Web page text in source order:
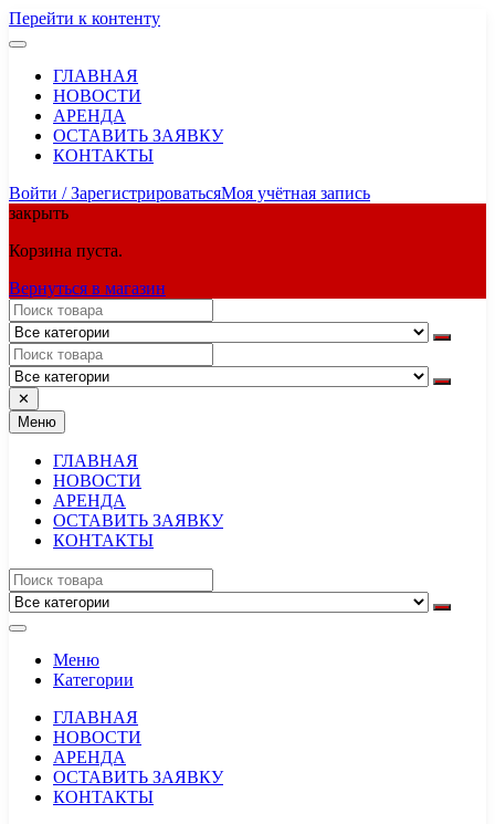
Перейти к контенту
ГЛАВНАЯ
НОВОСТИ
АРЕНДА
ОСТАВИТЬ ЗАЯВКУ
КОНТАКТЫ
Войти / ЗарегистрироватьсяМоя учётная запись
закрыть
Корзина пуста.
Вернуться в магазин
✕
Меню
ГЛАВНАЯ
НОВОСТИ
АРЕНДА
ОСТАВИТЬ ЗАЯВКУ
КОНТАКТЫ
Меню
Категории
ГЛАВНАЯ
НОВОСТИ
АРЕНДА
ОСТАВИТЬ ЗАЯВКУ
КОНТАКТЫ